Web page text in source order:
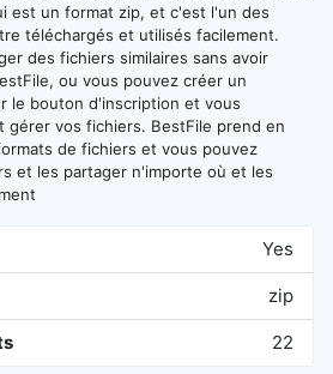
est un format zip, et c'est l'un des
téléchargés et utilisés facilement.
des fichiers similaires sans avoir
ou vous pouvez créer un
le bouton d'inscription et vous
gérer vos fichiers. BestFile prend en
de fichiers et vous pouvez
et les partager n'importe où et les
Yes
zip
22